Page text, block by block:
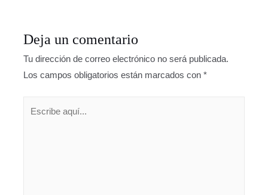
Deja un comentario
Tu dirección de correo electrónico no será publicada.
Los campos obligatorios están marcados con*